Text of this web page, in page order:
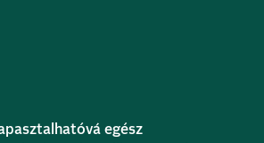
egész